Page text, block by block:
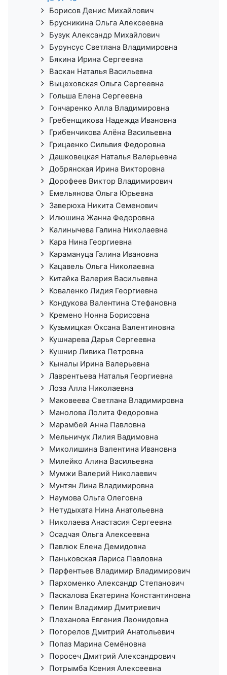
Борисов Денис Михайлович
Брусникина Ольга Алексеевна
Бузук Александр Михайлович
Бурунсус Светлана Владимировна
Бякина Ирина Сергеевна
Васкан Наталья Васильевна
Выцеховская Ольга Сергеевна
Гольша Елена Сергеевна
Гончаренко Алла Владимировна
Гребенщикова Надежда Ивановна
Грибенчикова Алёна Васильевна
Грицаенко Сильвия Федоровна
Дашковецкая Наталья Валерьевна
Добрянская Ирина Викторовна
Дорофеев Виктор Владимирович
Емельянова Ольга Юрьевна
Заверюха Никита Семенович
Илюшина Жанна Федоровна
Калинычева Галина Николаевна
Кара Нина Георгиевна
Карамануца Галина Ивановна
Кацавель Ольга Николаевна
Китайка Валерия Васильевна
Коваленко Лидия Георгиевна
Кондукова Валентина Стефановна
Кремено Нонна Борисовна
Кузьмицкая Оксана Валентиновна
Кушнарева Дарья Сергеевна
Кушнир Ливика Петровна
Кыналы Ирина Валерьевна
Лаврентьева Наталья Георгиевна
Лоза Алла Николаевна
Маковеева Светлана Владимировна
Манолова Лолита Федоровна
Марамбей Анна Павловна
Мельничук Лилия Вадимовна
Миколишина Валентина Ивановна
Милейко Алина Васильевна
Мумжи Валерий Николаевич
Мунтян Лина Владимировна
Наумова Ольга Олеговна
Нетудыхата Нина Анатольевна
Николаева Анастасия Сергеевна
Осадчая Ольга Алексеевна
Павлюк Елена Демидовна
Паньковская Лариса Павловна
Парфентьев Владимир Владимирович
Пархоменко Александр Степанович
Паскалова Екатерина Константиновна
Пелин Владимир Дмитриевич
Плеханова Евгения Леонидовна
Погорелов Дмитрий Анатольевич
Попаз Марина Семёновна
Поросеч Дмитрий Александрович
Потрымба Ксения Алексеевна